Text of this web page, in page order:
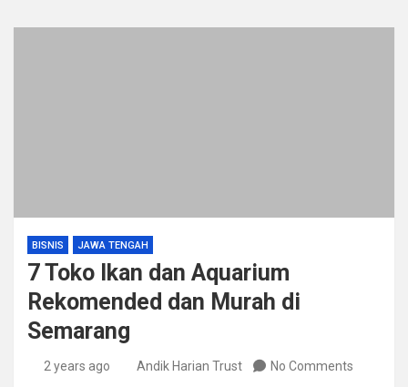
BISNIS JAWA TENGAH
7 Toko Ikan dan Aquarium
Rekomended dan Murah di
Semarang
2 years ago Andik Harian Trust No Comments